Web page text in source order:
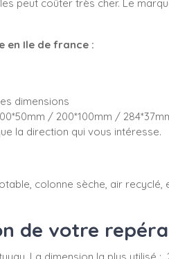
peut coûter très cher. Le
en Ile de france :
dimensions
/ 200*100mm /
la direction qui vous intéresse.
colonne sèche, air
de votre